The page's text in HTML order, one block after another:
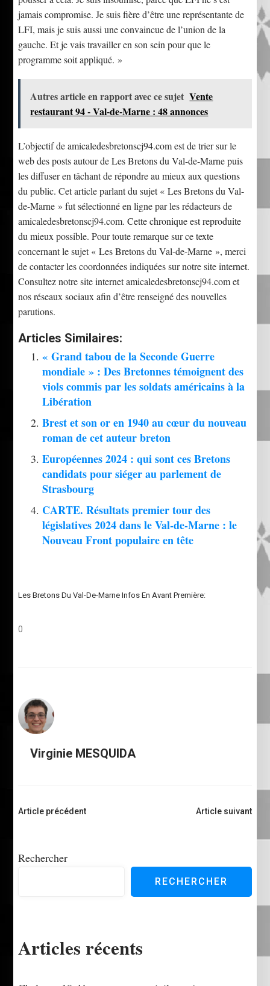
jamais compromise. Je suis fière d’être une représentante de
LFI, mais je suis aussi une convaincue de l’union de la
gauche. Et je vais travailler en son sein pour que le
programme soit appliqué. »
Autres article en rapport avec ce sujet Vente
restaurant 94 - Val-de-Marne : 48 annonces
L’objectif de amicaledesbretonscj94.com est de trier sur le
web des posts autour de Les Bretons du Val-de-Marne puis
les diffuser en tâchant de répondre au mieux aux questions
du public. Cet article parlant du sujet « Les Bretons du Val-
de-Marne » fut sélectionné en ligne par les rédacteurs de
amicaledesbretonscj94.com. Cette chronique est reproduite
du mieux possible. Pour toute remarque sur ce texte
concernant le sujet « Les Bretons du Val-de-Marne », merci
de contacter les coordonnées indiquées sur notre site internet.
Consultez notre site internet amicaledesbretonscj94.com et
nos réseaux sociaux afin d’être renseigné des nouvelles
parutions.
Articles Similaires:
« Grand tabou de la Seconde Guerre
mondiale » : Des Bretonnes témoignent des
viols commis par les soldats américains à la
Libération
Brest et son or en 1940 au cœur du nouveau
roman de cet auteur breton
Européennes 2024 : qui sont ces Bretons
candidats pour siéger au parlement de
Strasbourg
CARTE. Résultats premier tour des
législatives 2024 dans le Val-de-Marne : le
Nouveau Front populaire en tête
Les Bretons Du Val-De-Marne Infos En Avant Première:
0
Virginie MESQUIDA
Navigation
Article précédent Article suivant
Rechercher
RECHERCHER
Articles récents